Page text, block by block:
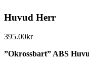
Huvud Herr
395.00kr
”Okrossbart” ABS